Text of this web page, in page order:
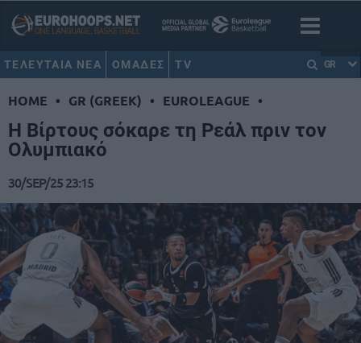
ΤΕΛΕΥΤΑΙΑ ΝΕΑ ΟΜΑΔΕΣ TV GR
HOME • GR (GREEK) • EUROLEAGUE •
Η Βίρτους σόκαρε τη Ρεάλ πριν τον
Ολυμπιακό
30/SEP/25 23:15